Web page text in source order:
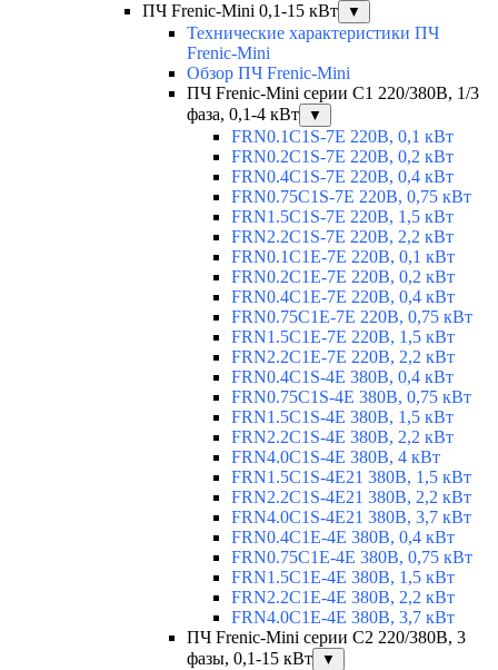
ПЧ Frenic-Mini 0,1-15 кВт ▼
Технические характеристики ПЧ
Frenic-Mini
Обзор ПЧ Frenic-Mini
ПЧ Frenic-Mini серии C1 220/380В, 1/3
фаза, 0,1-4 кВт
▼
FRN0.1C1S-7E 220В, 0,1 кВт
FRN0.2C1S-7E 220В, 0,2 кВт
FRN0.4C1S-7E 220В, 0,4 кВт
FRN0.75C1S-7E 220В, 0,75 кВт
FRN1.5C1S-7E 220В, 1,5 кВт
FRN2.2C1S-7E 220В, 2,2 кВт
FRN0.1C1E-7E 220В, 0,1 кВт
FRN0.2C1E-7E 220В, 0,2 кВт
FRN0.4C1E-7E 220В, 0,4 кВт
FRN0.75C1E-7E 220В, 0,75 кВт
FRN1.5C1E-7E 220В, 1,5 кВт
FRN2.2C1E-7E 220В, 2,2 кВт
FRN0.4C1S-4E 380В, 0,4 кВт
FRN0.75C1S-4E 380В, 0,75 кВт
FRN1.5C1S-4E 380В, 1,5 кВт
FRN2.2C1S-4E 380В, 2,2 кВт
FRN4.0C1S-4E 380В, 4 кВт
FRN1.5C1S-4E21 380В, 1,5 кВт
FRN2.2C1S-4E21 380В, 2,2 кВт
FRN4.0C1S-4E21 380В, 3,7 кВт
FRN0.4C1E-4E 380В, 0,4 кВт
FRN0.75C1E-4E 380В, 0,75 кВт
FRN1.5C1E-4E 380В, 1,5 кВт
FRN2.2C1E-4E 380В, 2,2 кВт
FRN4.0C1E-4E 380В, 3,7 кВт
ПЧ Frenic-Mini серии С2 220/380В, 3
фазы, 0,1-15 кВт
▼